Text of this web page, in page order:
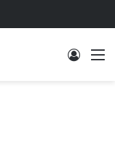
Log In